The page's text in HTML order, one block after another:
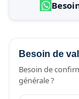
Besoin de
Besoin de
générale ?